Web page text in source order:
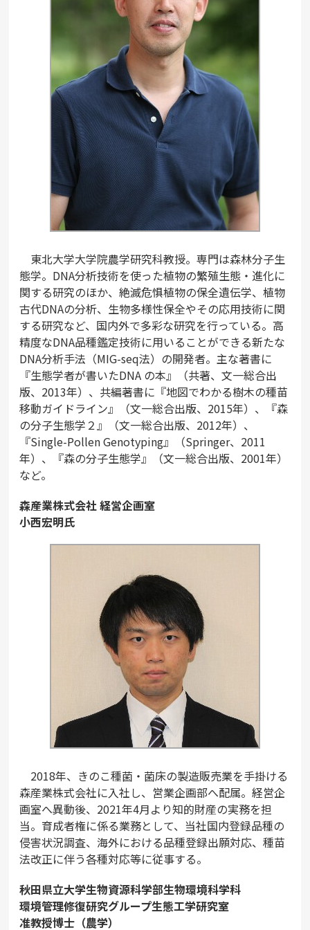
東北大学大学院農学研究科教授。専門は森林分子生
態学。DNA分析技術を使った植物の繁殖生態・進化に
関する研究のほか、絶滅危惧植物の保全遺伝学、植物
古代DNAの分析、生物多様性保全やその応用技術に関
する研究など、国内外で多彩な研究を行っている。高
精度なDNA品種鑑定技術に用いることができる新たな
DNA分析手法（MIG-seq法）の開発者。主な著書に
『生態学者が書いたDNA の本』（共著、文一総合出
版、2013年）、共編著書に『地図でわかる樹木の種苗
移動ガイドライン』（文一総合出版、2015年）、『森
の分子生態学２』（文一総合出版、2012年）、
『Single-Pollen Genotyping』（Springer、2011
年）、『森の分子生態学』（文一総合出版、2001年）
など。
森産業株式会社 経営企画室
小西宏明氏
2018年、きのこ種菌・菌床の製造販売業を手掛ける
森産業株式会社に入社し、営業企画部へ配属。経営企
画室へ異動後、2021年4月より知的財産の実務を担
当。育成者権に係る業務として、当社国内登録品種の
侵害状況調査、海外における品種登録出願対応、種苗
法改正に伴う各種対応等に従事する。
秋田県立大学生物資源科学部生物環境科学科
環境管理修復研究グループ生態工学研究室
准教授博士（農学）